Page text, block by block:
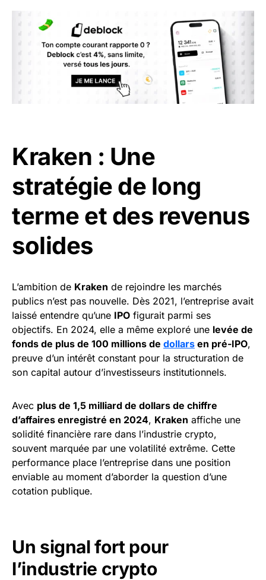
Kraken : Une
stratégie de long
terme et des revenus
solides
L’ambition de Kraken de rejoindre les marchés
publics n’est pas nouvelle. Dès 2021, l’entreprise avait
laissé entendre qu’une IPO figurait parmi ses
objectifs. En 2024, elle a même exploré une levée de
fonds de plus de 100 millions de dollars en pré-IPO,
preuve d’un intérêt constant pour la structuration de
son capital autour d’investisseurs institutionnels.
Avec plus de 1,5 milliard de dollars de chiffre
d’affaires enregistré en 2024, Kraken affiche une
solidité financière rare dans l’industrie crypto,
souvent marquée par une volatilité extrême. Cette
performance place l’entreprise dans une position
enviable au moment d’aborder la question d’une
cotation publique.
Un signal fort pour
l’industrie crypto